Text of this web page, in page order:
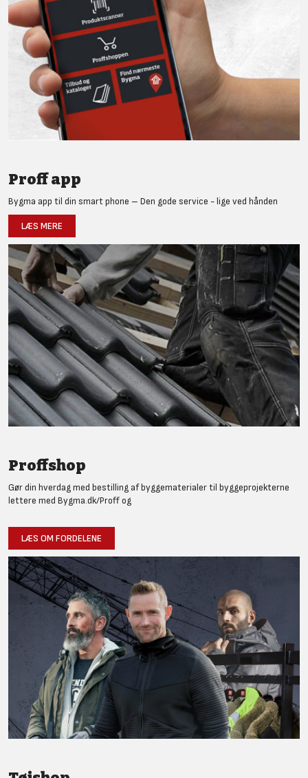
Proff app
Bygma app til din smart phone – Den gode service - lige ved hånden
LÆS MERE
Proffshop
Gør din hverdag med bestilling af byggematerialer til byggeprojekterne
lettere med Bygma.dk/Proff og
LÆS OM FORDELENE